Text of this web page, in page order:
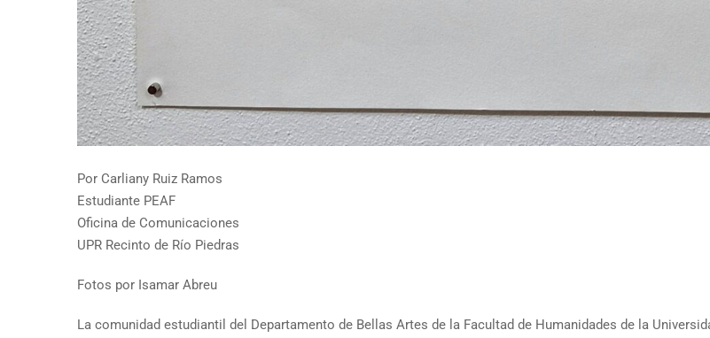
Por Carliany Ruiz Ramos
Estudiante PEAF
Oficina de Comunicaciones
UPR Recinto de Río Piedras
Fotos por Isamar Abreu
La comunidad estudiantil del Departamento de Bellas Artes de la Facultad de Humanidades de la